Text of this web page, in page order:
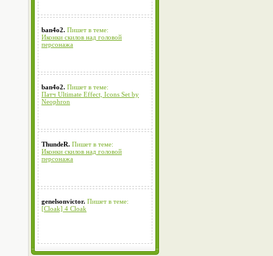
ban4o2. Пишет в теме:
Иконки скилов над головой
персонажа
ban4o2. Пишет в теме:
Патч Ultimate Effect, Icons Set by
Neophron
ThundeR. Пишет в теме:
Иконки скилов над головой
персонажа
genelsonvictor. Пишет в теме:
[Cloak] 4 Cloak